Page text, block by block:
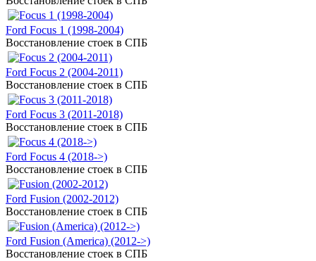
Ford Focus 1 (1998-2004)
Восстановление стоек в СПБ
Ford Focus 2 (2004-2011)
Восстановление стоек в СПБ
Ford Focus 3 (2011-2018)
Восстановление стоек в СПБ
Ford Focus 4 (2018->)
Восстановление стоек в СПБ
Ford Fusion (2002-2012)
Восстановление стоек в СПБ
Ford Fusion (America) (2012->)
Восстановление стоек в СПБ